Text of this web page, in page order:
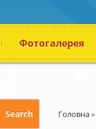
Фотогалерея
Головна»